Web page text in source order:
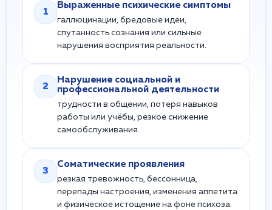
1
Выраженные психические симптомы
галлюцинации, бредовые идеи,
спутанность сознания или сильные
нарушения восприятия реальности.
2
Нарушение социальной и
профессиональной деятельности
трудности в общении, потеря навыков
работы или учёбы, резкое снижение
самообслуживания.
3
Соматические проявления
резкая тревожность, бессонница,
перепады настроения, изменения аппетита
и физическое истощение на фоне психоза.